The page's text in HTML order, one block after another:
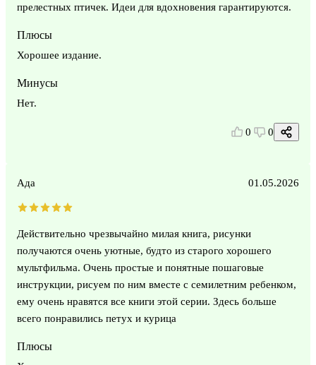
прелестных птичек. Идеи для вдохновения гарантируются.
Плюсы
Хорошее издание.
Минусы
Нет.
0 0
Ада 01.05.2026
Действительно чрезвычайно милая книга, рисунки
получаются очень уютные, будто из старого хорошего
мультфильма. Очень простые и понятные пошаговые
инструкции, рисуем по ним вместе с семилетним ребенком,
ему очень нравятся все книги этой серии. Здесь больше
всего понравились петух и курица
Плюсы